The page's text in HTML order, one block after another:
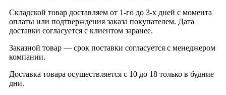
Складской товар доставляем от 1-го до 3-х дней с момента
оплаты или подтверждения заказа покупателем. Дата
доставки согласуется с клиентом заранее.
Заказной товар — срок поставки согласуется с менеджером
компании.
Доставка товара осуществляется с 10 до 18 только в будние
дни.